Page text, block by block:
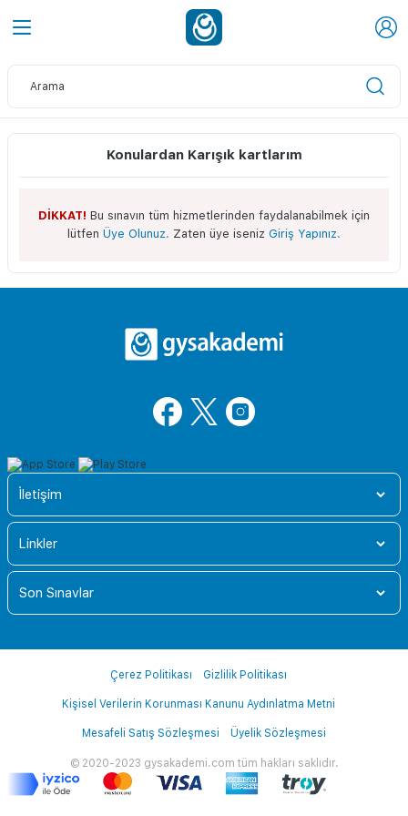
Konulardan Karışık kartlarım
DİKKAT! Bu sınavın tüm hizmetlerinden faydalanabilmek için
lütfen Üye Olunuz. Zaten üye iseniz Giriş Yapınız.
İletişim
Linkler
Son Sınavlar
© 2020-2023 gysakademi.com tüm hakları saklıdır.
Çerez Politikası Gizlilik Politikası
Kişisel Verilerin Korunması Kanunu Aydınlatma Metni
Mesafeli Satış Sözleşmesi Üyelik Sözleşmesi